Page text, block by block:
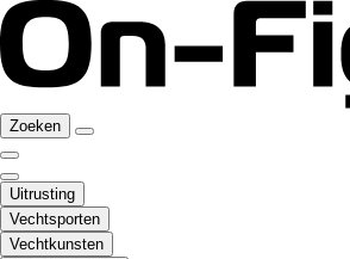
Zoeken
Uitrusting
Vechtsporten
Vechtkunsten